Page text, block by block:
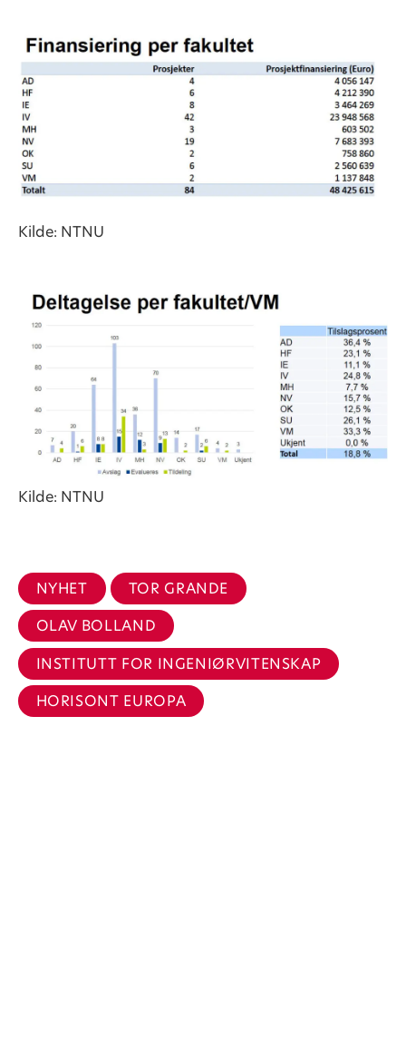
Kilde: NTNU
Kilde: NTNU
NYHET
TOR GRANDE
OLAV BOLLAND
INSTITUTT FOR INGENIØRVITENSKAP
HORISONT EUROPA